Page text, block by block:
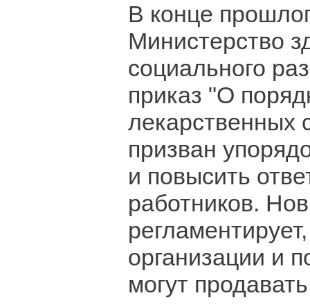
В конце
Министерство
социального
приказ "О
лекарственных
призван
и повысить
работников.
организации и
могут